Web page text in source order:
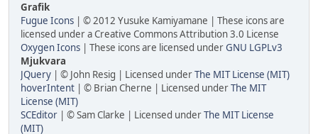
Grafik
Fugue Icons | © 2012 Yusuke Kamiyamane | These icons are
licensed under a Creative Commons Attribution 3.0 License
Oxygen Icons | These icons are licensed underGNU LGPLv3
Mjukvara
JQuery | © John Resig | Licensed underThe MIT License (MIT)
hoverIntent | © Brian Cherne | Licensed underThe MIT
License (MIT)
SCEditor | © Sam Clarke | Licensed underThe MIT License
(MIT)